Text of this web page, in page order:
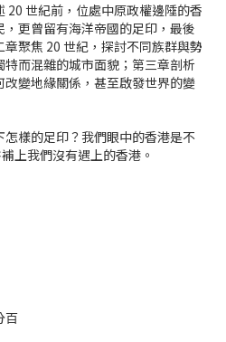
20 世紀前，位處中原政權邊陲的香
更曾留有海洋帝國的足印，最後
聚焦 20 世紀，探討不同族群與勢
而混雜的城市面貌；第三章剖析
變地緣關係，甚至啟發世界的變
樣的足印？我們眼中的香港是不
上我們沒有遇上的香港。
百